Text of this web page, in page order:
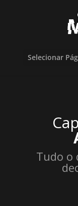
Selecionar
Tudo o